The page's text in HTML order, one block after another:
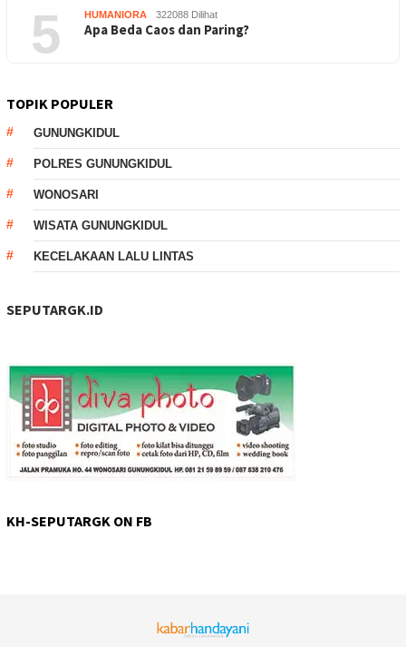
5 HUMANIORA 322088 Dilihat
Apa Beda Caos dan Paring?
TOPIK POPULER
GUNUNGKIDUL
POLRES GUNUNGKIDUL
WONOSARI
WISATA GUNUNGKIDUL
KECELAKAAN LALU LINTAS
SEPUTARGK.ID
KH-SEPUTARGK ON FB